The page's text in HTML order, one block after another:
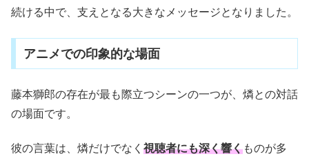
続ける中で、支えとなる大きなメッセージとなりました。
アニメでの印象的な場面
藤本獅郎の存在が最も際立つシーンの一つが、燐との対話
の場面です。
彼の言葉は、燐だけでなく 視聴者にも深く響くものが多